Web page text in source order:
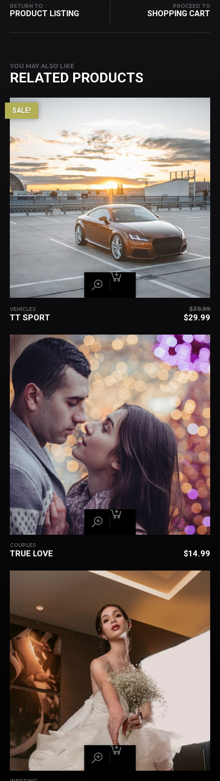
RETURN TO
PRODUCT LISTING
PROCEED TO
SHOPPING CART
YOU MAY ALSO LIKE
RELATED PRODUCTS
SALE!
VEHICLES
TT SPORT
$39.99
$29.99
COUPLES
TRUE LOVE $14.99